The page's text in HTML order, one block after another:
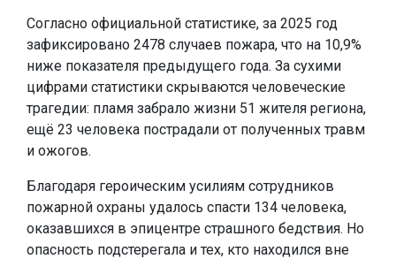
Согласно официальной статистике, за 2025 год
зафиксировано 2478 случаев пожара, что на 10,9%
ниже показателя предыдущего года. За сухими
цифрами статистики скрываются человеческие
трагедии: пламя забрало жизни 51 жителя региона,
ещё 23 человека пострадали от полученных травм
и ожогов.
Благодаря героическим усилиям сотрудников
пожарной охраны удалось спасти 134 человека,
оказавшихся в эпицентре страшного бедствия. Но
опасность подстерегала и тех, кто находился вне